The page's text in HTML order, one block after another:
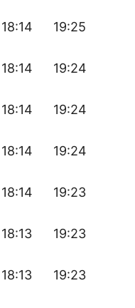
18:14 19:25
18:14 19:24
18:14 19:24
18:14 19:24
18:14 19:23
18:13 19:23
18:13 19:23